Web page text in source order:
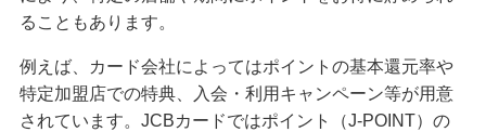
スや審査に通るためのポイントを解説
クレジットカードのブラックカードとは？持つ条
件や入手方法を解説
ることもあります。
例えば、カード会社によってはポイントの基本還元率や
特定加盟店での特典、入会・利用キャンペーン等が用意
されています。JCBカードではポイント（J-POINT）の